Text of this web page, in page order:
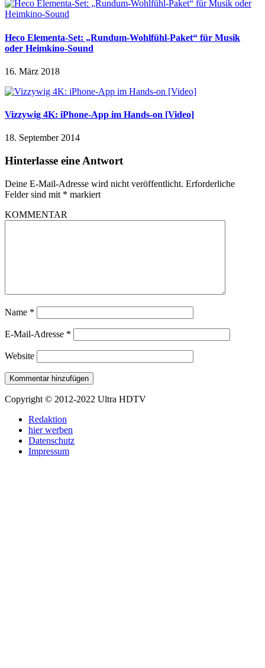
Heco Elementa-Set: „Rundum-Wohlfühl-Paket“ für Musik
oder Heimkino-Sound
16. März 2018
Vizzywig 4K: iPhone-App im Hands-on [Video]
18. September 2014
Hinterlasse eine Antwort
Deine E-Mail-Adresse wird nicht veröffentlicht. Erforderliche
Felder sind mit * markiert
KOMMENTAR
Name *
E-Mail-Adresse *
Website
Copyright © 2012-2022 Ultra HDTV
Redaktion
hier werben
Datenschutz
Impressum